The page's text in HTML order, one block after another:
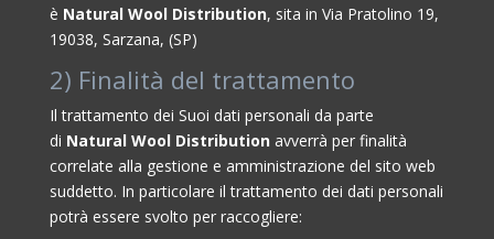
è Natural Wool Distribution, sita in Via Pratolino 19,
19038, Sarzana, (SP)
2) Finalità del trattamento
Il trattamento dei Suoi dati personali da parte
di Natural Wool Distribution avverrà per finalità
correlate alla gestione e amministrazione del sito web
suddetto. In particolare il trattamento dei dati personali
potrà essere svolto per raccogliere: